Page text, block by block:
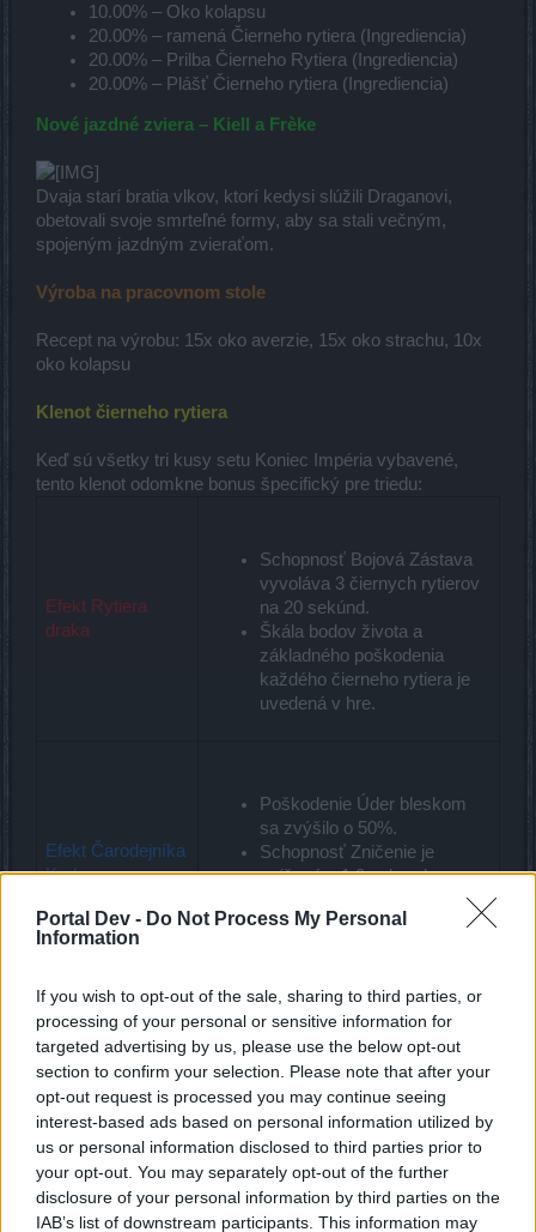
Portal Dev - Do Not Process My Personal
Information
If you wish to opt-out of the sale, sharing to third parties, or
processing of your personal or sensitive information for
targeted advertising by us, please use the below opt-out
section to confirm your selection. Please note that after your
opt-out request is processed you may continue seeing
interest-based ads based on personal information utilized by
us or personal information disclosed to third parties prior to
your opt-out. You may separately opt-out of the further
disclosure of your personal information by third parties on the
IAB’s list of downstream participants. This information may
10.00% – Oko kolapsu
20.00% – ramená Čierneho rytiera (Ingrediencia)
20.00% – Prilba Čierneho Rytiera (Ingrediencia)
20.00% – Plášť Čierneho rytiera (Ingrediencia)
Nové jazdné zviera – Kiell a Frèke
Dvaja starí bratia vlkov, ktorí kedysi slúžili Draganovi,
obetovali svoje smrteľné formy, aby sa stali večným,
spojeným jazdným zvieraťom.
Výroba na pracovnom stole
Recept na výrobu: 15x oko averzie, 15x oko strachu, 10x
oko kolapsu
Klenot čierneho rytiera
Keď sú všetky tri kusy setu Koniec Impéria vybavené,
tento klenot odomkne bonus špecifický pre triedu:
Efekt Rytiera
draka
Schopnosť Bojová Zástava
vyvoláva 3 čiernych rytierov
na 20 sekúnd.
Škála bodov života a
základného poškodenia
každého čierneho rytiera je
uvedená v hre.
Efekt Čarodejníka
Kruhu
Poškodenie Úder bleskom
sa zvýšilo o 50%.
Schopnosť Zničenie je
znížené o 1,0 sekundy za
zomrie, zatiaľ čo je
Efekt Lesného
bežca
Regeneruje +1,5% bodov
života vždy, keď zasiahnete
už označeného nepriateľa.
Efekt
Paromechanikusa
Kedykoľvek je akékoľvek
delo aktívne, poškodenie